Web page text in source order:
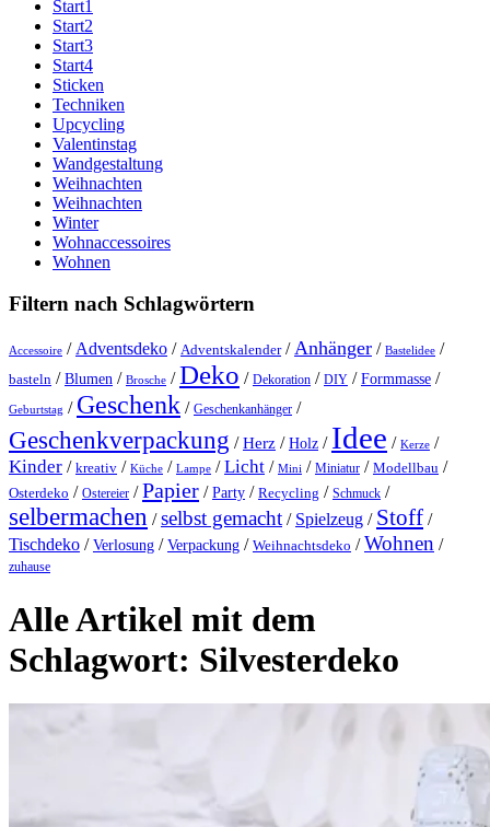
Start1
Start2
Start3
Start4
Sticken
Techniken
Upcycling
Valentinstag
Wandgestaltung
Weihnachten
Weihnachten
Winter
Wohnaccessoires
Wohnen
Filtern nach Schlagwörtern
Accessoire / Adventsdeko / Adventskalender/Anhänger / Bastelidee /
basteln /Blumen / Brosche /Deko / Dekoration / DIY /Formmasse /
Geburtstag / Geschenk / Geschenkanhänger /
Geschenkverpackung /Herz /Holz / Idee / Kerze /
Kinder / kreativ / Küche / Lampe /Licht / Mini / Miniatur / Modellbau /
Osterdeko / Ostereier /Papier /Party / Recycling / Schmuck /
selbermachen /selbst gemacht / Spielzeug / Stoff /
Tischdeko /Verlosung /Verpackung / Weihnachtsdeko /Wohnen /
zuhause
Alle Artikel mit dem
Schlagwort: Silvesterdeko